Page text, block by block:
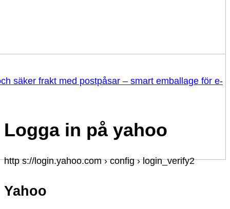
säker frakt med postpåsar – smart emballage för e-
Logga in på yahoo
http s://login.yahoo.com › config › login_verify2
Yahoo